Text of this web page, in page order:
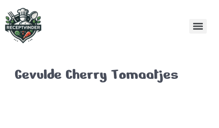
Gevulde Cherry Tomaatjes